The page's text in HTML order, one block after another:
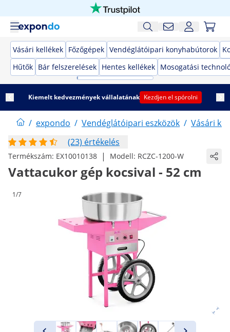
Vásári kellékek Főzőgépek Vendéglátóipari konyhabútorok
Hűtők Bár felszerelések Hentes kellékek Mosogatási
Kiemelt kedvezmények vállalatának Kezdjen el spórolni
/ expondo / Vendéglátóipari eszközök / Vásári
(23) értékelés
Termékszám: EX10010138 | Modell: RCZC-1200-W
Vattacukor gép kocsival - 52 cm
1/7